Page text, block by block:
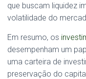
que buscam liquidez
volatilidade do
Em resumo, os
desempenham um
uma carteira de
preservação do